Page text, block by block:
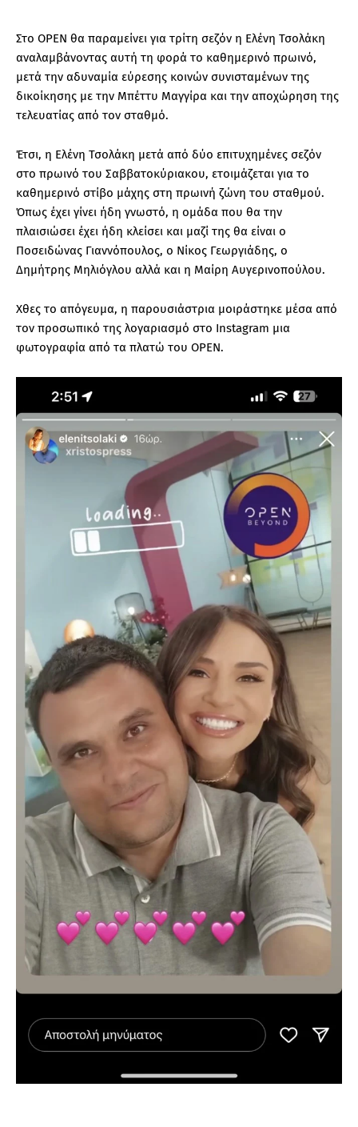
Στο OPEN θα παραμείνει για τρίτη σεζόν η Ελένη Τσολάκη
αναλαμβάνοντας αυτή τη φορά το καθημερινό πρωινό,
μετά την αδυναμία εύρεσης κοινών συνισταμένων της
δικοίκησης με την Μπέττυ Μαγγίρα και την αποχώρηση της
τελευατίας από τον σταθμό.
Έτσι, η Ελένη Τσολάκη μετά από δύο επιτυχημένες σεζόν
στο πρωινό του Σαββατοκύριακου, ετοιμάζεται για το
καθημερινό στίβο μάχης στη πρωινή ζώνη του σταθμού.
Όπως έχει γίνει ήδη γνωστό, η ομάδα που θα την
πλαισιώσει έχει ήδη κλείσει και μαζί της θα είναι ο
Ποσειδώνας Γιαννόπουλος, ο Νίκος Γεωργιάδης, ο
Δημήτρης Μηλιόγλου αλλά και η Μαίρη Αυγερινοπούλου.
Χθες το απόγευμα, η παρουσιάστρια μοιράστηκε μέσα από
τον προσωπικό της λογαριασμό στο Instagram μια
φωτογραφία από τα πλατώ του OPEN.